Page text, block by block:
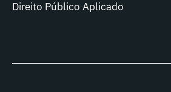
Direito Público Aplicado